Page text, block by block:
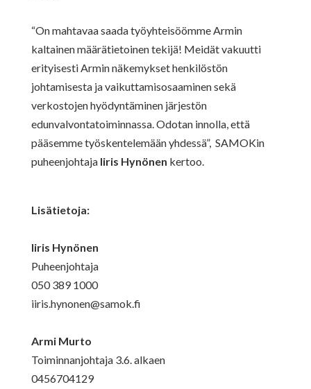
“On mahtavaa saada työyhteisöömme Armin
kaltainen määrätietoinen tekijä! Meidät vakuutti
erityisesti Armin näkemykset henkilöstön
johtamisesta ja vaikuttamisosaaminen sekä
verkostojenhyödyntäminen järjestön
edunvalvontatoiminnassa. Odotan innolla, että
pääsemme työskentelemään yhdessä”, SAMOKin
puheenjohtaja Iiris Hynönen kertoo.
Lisätietoja:
Iiris Hynönen
Puheenjohtaja
050 389 1000
iiris.hynonen@samok.fi
Armi Murto
Toiminnanjohtaja 3.6. alkaen
0456704129